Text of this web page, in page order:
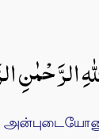
الرَّحْمٰنِ